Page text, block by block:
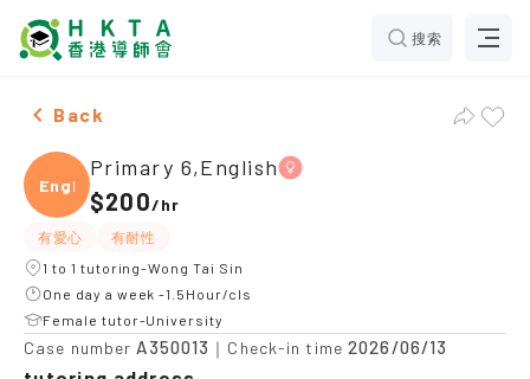
搜索
Female Primary 6,English，Wong Tai Sin Tuition
Back
Engli
Primary 6,English
$200/hr
有愛心
有耐性
1 to 1 tutoring-Wong Tai Sin
One day a week -1.5Hour/cls
Female tutor-University
Case number A350013 ｜Check-in time2026/06/13